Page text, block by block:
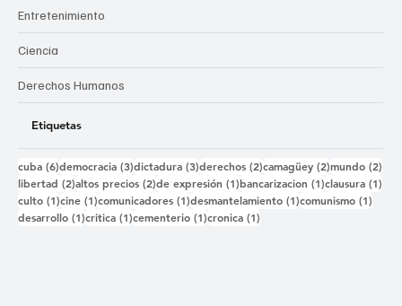
Entretenimiento
Ciencia
Derechos Humanos
Etiquetas
cuba (6)6 entradas
democracia (3)3 entradas
dictadura (3)3 entradas
derechos (2)2 entradas
camagüey (2)2 entradas
mundo (2)
libertad (2)2 entradas
altos precios (2)2 entradas
de expresión (1)1 entrada
bancarizacion (1)1 entrada
clausura (1)
culto (1)1 entrada
cine (1)1 entrada
comunicadores (1)1 entrada
desmantelamiento (1)1 entrada
comunismo (1)
desarrollo (1)1 entrada
critica (1)1 entrada
cementerio (1)1 entrada
cronica (1)